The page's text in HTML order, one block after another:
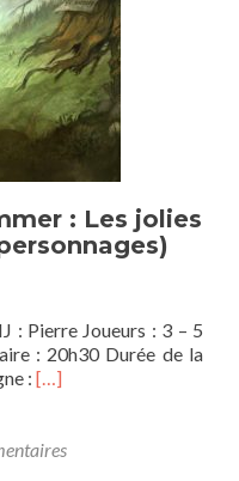
: Les jolies
: Pierre Joueurs : 3 – 5
: 20h30 Durée de la
: En
sur[Campagne]
[…]